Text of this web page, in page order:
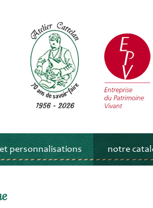
personnalisations notre